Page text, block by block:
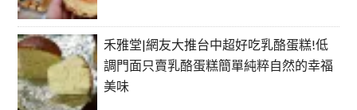
禾雅堂|網友大推台中超好吃乳酪蛋糕!低
調門面只賣乳酪蛋糕簡單純粹自然的幸福
美味